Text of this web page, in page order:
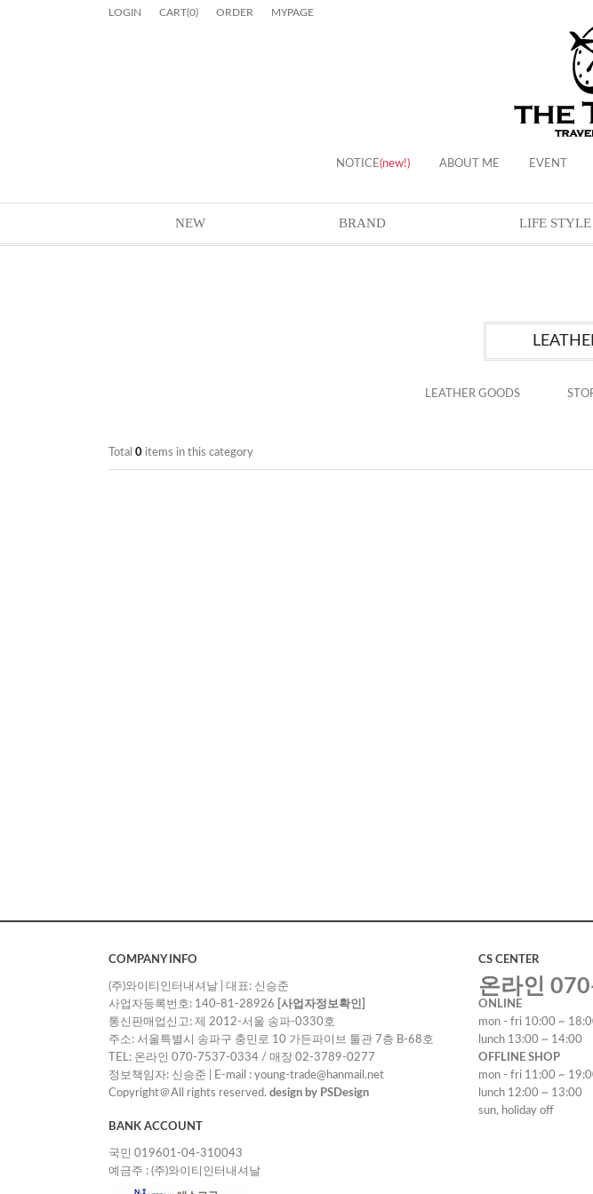
LOGIN CART(0) ORDER MYPAGE
NOTICE(new!) ABOUT ME EVENT
NEW BRAND LIFE STYLE
LEATHER GOODS
Total 0 items in this category
COMPANY INFO
(주)와이티인터내셔날 | 대표: 신승준
사업자등록번호: 140-81-28926
[사업자정보확인]
통신판매업신고: 제 2012-서울 송파-0330호
주소: 서울특별시 송파구 충민로 10 가든파이브 툴관 7층 B-68호
TEL: 온라인 070-7537-0334 / 매장 02-3789-0277
정보책임자: 신승준 | E-mail : young-trade@hanmail.net
Copyright＠All rights reserved. design by PSDesign
CS CENTER
온라인
ONLINE
mon - fri 10:00 ~
lunch 13:00 ~ 14:00
OFFLINE SHOP
mon - fri 11:00 ~
lunch 12:00 ~ 13:00
sun, holiday off
BANK ACCOUNT
국민 019601-04-310043
예금주 : (주)와이티인터내셔날